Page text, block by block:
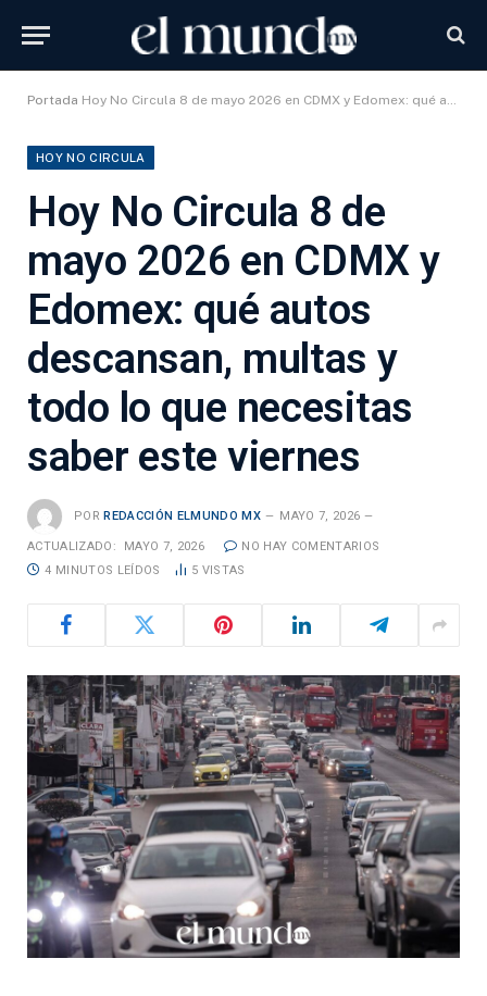
Portada Hoy No Circula 8 de mayo 2026 en CDMX y Edomex: qué autos descansan, multas y todo lo que necesitas saber este viernes
HOY NO CIRCULA
Hoy No Circula 8 de
mayo 2026 en CDMX y
Edomex: qué autos
descansan, multas y
todo lo que necesitas
saber este viernes
POR REDACCIÓN ELMUNDO MX MAYO 7, 2026
ACTUALIZADO: MAYO 7, 2026
NO HAY COMENTARIOS
4 MINUTOS LEÍDOS
5 VISTAS